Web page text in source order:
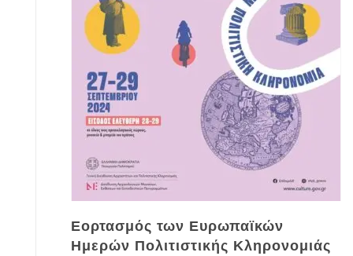
Εορτασμός των Ευρωπαϊκών
Ημερών Πολιτιστικής Κληρονομιάς